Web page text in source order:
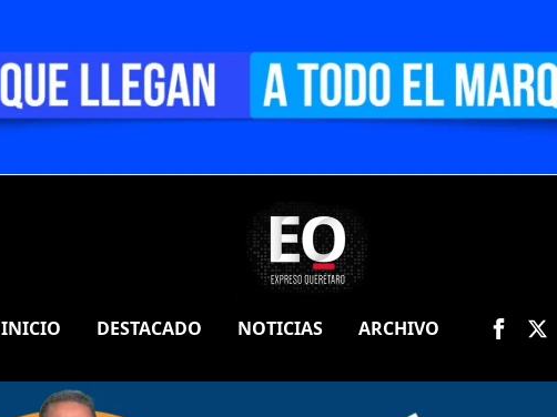
INICIO DESTACADO NOTICIAS ARCHIVO